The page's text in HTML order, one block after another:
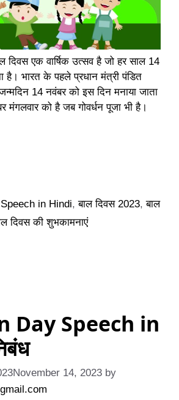
दिवस एक वार्षिक उत्सव है जो हर साल 14
है। भारत के पहले प्रधान मंत्री पंडित
14 नवंबर को इस दिन मनाया जाता
को है जब गोवर्धन पूजा भी है।
in Hindi,बाल दिवस 2023,बाल
दिवस की शुभकामनाएं
Day Speech in
November 14, 2023 by